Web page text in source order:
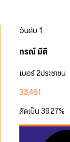
อันดับ 1
กรณ์ มีดี
เบอร์ 2ประชาชน
33,461
คิดเป็น 39.27%